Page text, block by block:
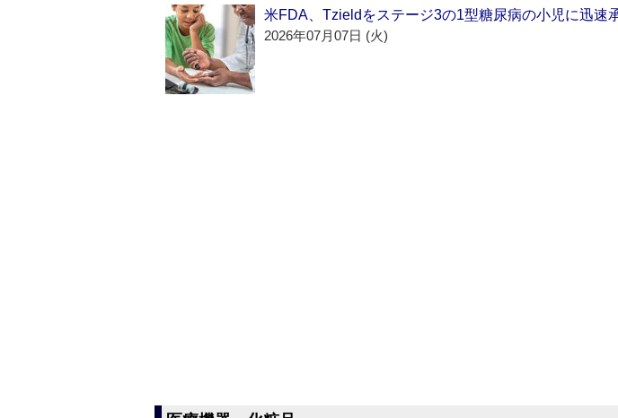
米FDA、Tzieldをステージ3の1型糖尿病の小児に迅速
2026年07月07日 (火)